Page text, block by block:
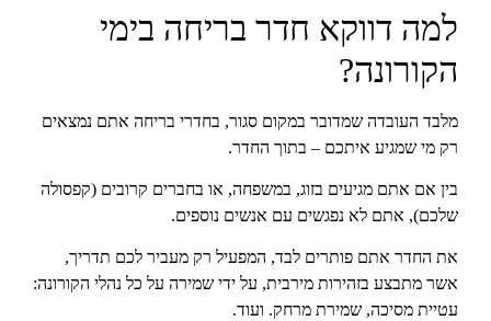
למה דווקא חדר בריחה בימי
הקורונה?
מלבד העובדה שמדובר במקום סגור, בחדרי בריחה אתם נמצאים
רק מי שמגיע איתכם – בתוך החדר.
בין אם אתם מגיעים בזוג, במשפחה, או בחברים קרובים (קפסולה
שלכם), אתם לא נפגשים עם אנשים נוספים.
את החדר אתם פותרים לבד, המפעיל רק מעביר לכם תדריך,
אשר מתבצע בזהירות מירבית, על ידי שמירה על כל נהלי הקורונה:
עטיית מסיכה, שמירת מרחק. ועוד.